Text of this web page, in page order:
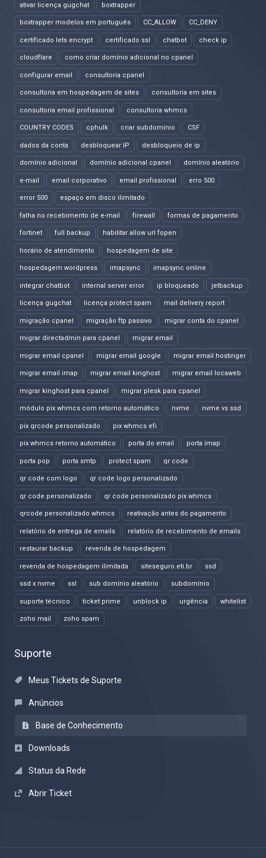
ativar licença gugchat boxtrapper
boxtrapper modelos em português CC_ALLOW CC_DENY
certificado lets encrypt certificado ssl chatbot check ip
cloudflare como criar domínio adicional no cpanel
configurar email consultoria cpanel
consultoria em hospedagem de sites consultoria em sites
consultoria email profissional consultoria whmcs
COUNTRY CODES cphulk criar subdomínio CSF
dados da conta desbloquear IP desbloqueio de ip
domínio adicional domínio adicional cpanel domínio aleatório
e-mail email corporativo email profissional erro 500
error 500 espaço em disco ilimitado
falha no recebimento de e-mail firewall formas de pagamento
fortinet full backup habilitar allow url fopen
horário de atendimento hospedagem de site
hospedagem wordpress imapsync imapsync online
integrar chatbot internal server error ip bloqueado jetbackup
licença gugchat licença protect spam mail delivery report
migração cpanel migração ftp passivo migrar conta do cpanel
migrar directadmin para cpanel migrar email
migrar email cpanel migrar email google migrar email hostinger
migrar email imap migrar email kinghost migrar email locaweb
migrar kinghost para cpanel migrar plesk para cpanel
módulo pix whmcs com retorno automático nvme nvme vs ssd
pix qrcode personalizado pix whmcs efi
pix whmcs retorno automático porta do email porta imap
porta pop porta smtp protect spam qr code
qr code com logo qr code logo personalizado
qr code personalizado qr code personalizado pix whmcs
qrcode personalizado whmcs reativação antes do pagamento
relatório de entrega de emails relatório de recebimento de emails
restaurar backup revenda de hospedagem
revenda de hospedagem ilimitada siteseguro.eti.br ssd
ssd x nvme ssl sub domínio aleatório subdomínio
suporte técnico ticket prime unblock ip urgência whitelist
zoho mail zoho spam
Suporte
Meus Tickets de Suporte
Anúncios
Base de Conhecimento
Downloads
Status da Rede
Abrir Ticket